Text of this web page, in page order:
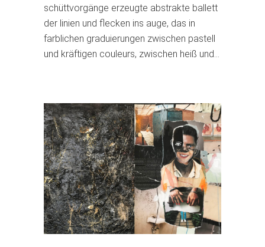
schüttvorgänge erzeugte abstrakte ballett
der linien und flecken ins auge, das in
farblichen graduierungen zwischen pastell
und kräftigen couleurs, zwischen heiß und…